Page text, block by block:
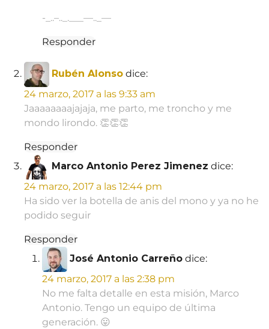
-_..–.._.___—.._—
Responder
Rubén Alonso dice:
24 marzo, 2017 a las 9:33 am
Jaaaaaaaajajaja, me parto, me troncho y me
mondo lirondo. 👏👏👏
Responder
Marco Antonio Perez Jimenez dice:
24 marzo, 2017 a las 12:44 pm
Ha sido ver la botella de anis del mono y ya no he
podido seguir
Responder
José Antonio Carreño dice:
24 marzo, 2017 a las 2:38 pm
No me falta detalle en esta misión, Marco
Antonio. Tengo un equipo de última
generación. 😛